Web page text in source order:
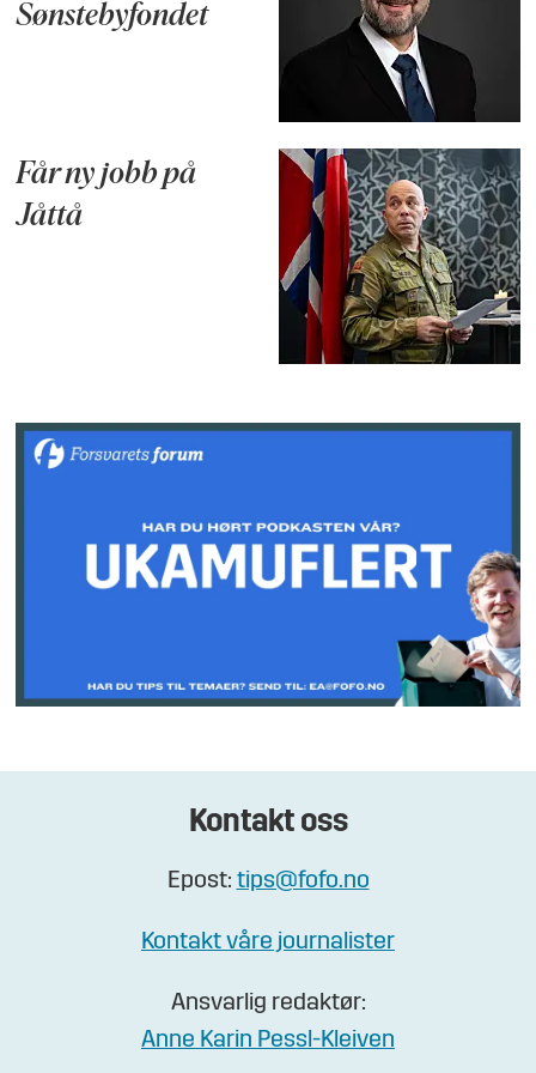
Sønstebyfondet
Får ny jobb på
Jåttå
Kontakt oss
Epost: tips@fofo.no
Kontakt våre journalister
Ansvarlig redaktør:
Anne Karin Pessl-Kleiven